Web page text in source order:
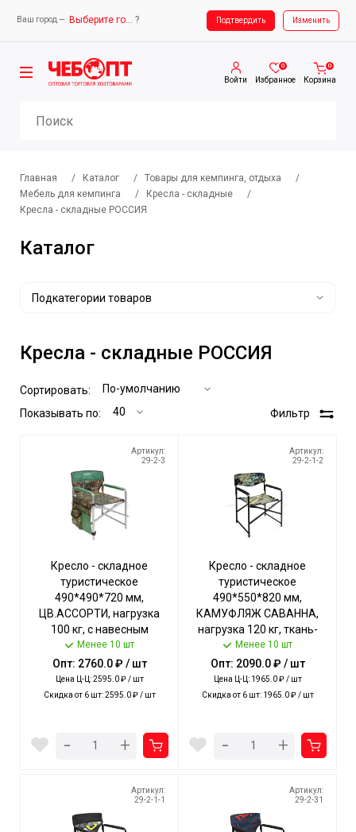
Ваш город — Выберите город ? Подтвердить Изменить
Ваш город — Выберите город
Войти
0
Избранное
0
Корзина
Главная / Каталог / Товары для кемпинга, отдыха
/
Мебель для кемпинга
/ Кресла - складные
/
Кресла - складные РОССИЯ
Каталог
Подкатегории товаров
Кресла - складные РОССИЯ
Сортировать:
Показывать по:
Фильтр
Артикул:
29-2-3
Кресло - складное
туристическое
490*490*720 мм,
ЦВ.АССОРТИ, нагрузка
100 кг, с навесным
карманом, ткань -
водооттал.пропитка арт.
КС1 NIKA [2]
Менее 10 шт
Опт: 2760.0 ₽ / шт
Цена Ц-Ц: 2595.0 ₽ / шт
Скидка от 6 шт: 2595.0 ₽ / шт
- +
Артикул:
29-2-1-2
Кресло - складное
туристическое
490*550*820 мм,
КАМУФЛЯЖ САВАННА,
нагрузка 120 кг, ткань-
водоотталкивающая
пропитка арт. КС3/КС
NIKA [2]
Менее 10 шт
Опт: 2090.0 ₽ / шт
Цена Ц-Ц: 1965.0 ₽ / шт
Скидка от 6 шт: 1965.0 ₽ / шт
- +
Артикул:
29-2-1-1
Артикул:
29-2-31